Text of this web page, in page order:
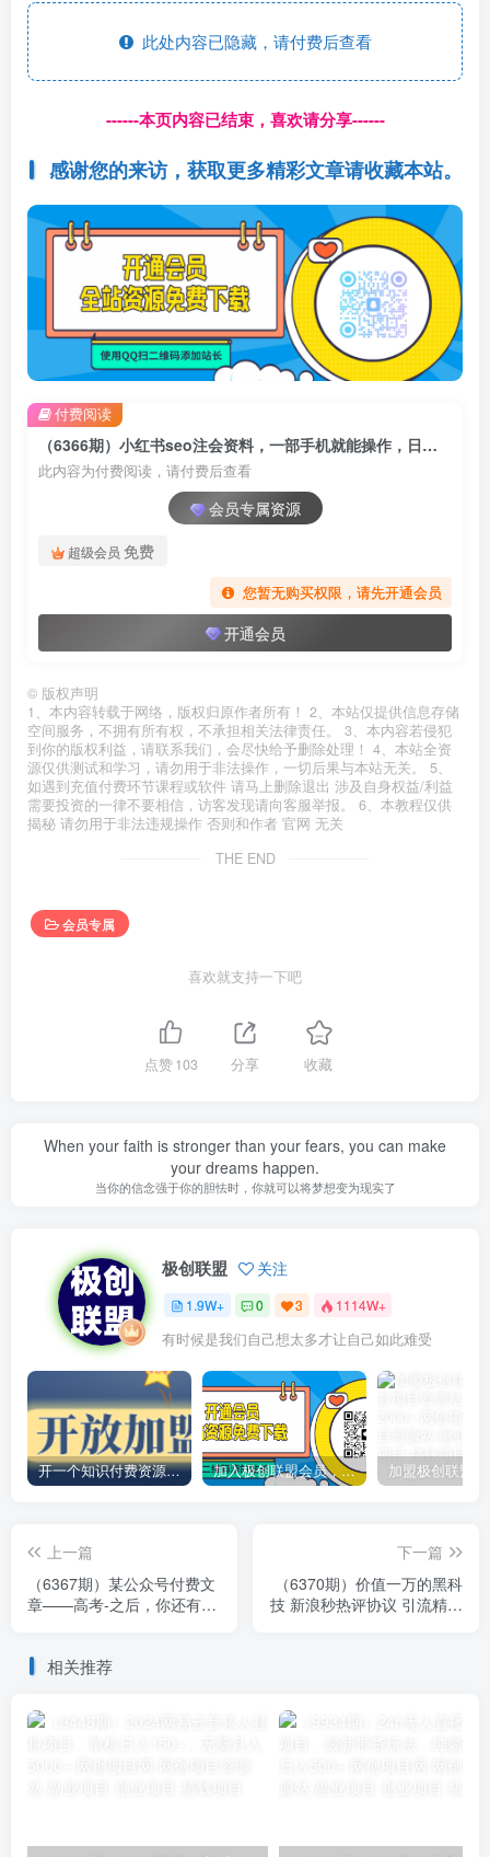
此处内容已隐藏，请付费后查看
------本页内容已结束，喜欢请分享------
感谢您的来访，获取更多精彩文章请收藏本站。
（6366期）小红书seo注会资料，一部手机就能操作，日入500+（教程+资料）
此内容为付费阅读，请付费后查看
会员专属资源
超级会员 免费
您暂无购买权限，请先开通会员
开通会员
付费阅读
© 版权声明
1、本内容转载于网络，版权归原作者所有！ 2、本站仅提供信息存储
空间服务，不拥有所有权，不承担相关法律责任。 3、本内容若侵犯
到你的版权利益，请联系我们，会尽快给予删除处理！ 4、本站全资
源仅供测试和学习，请勿用于非法操作，一切后果与本站无关。 5、
如遇到充值付费环节课程或软件 请马上删除退出 涉及自身权益/利益
需要投资的一律不要相信，访客发现请向客服举报。 6、本教程仅供
揭秘 请勿用于非法违规操作 否则和作者 官网 无关
THE END
会员专属
喜欢就支持一下吧
点赞103 分享 收藏
When your faith is stronger than your fears, you can make
your dreams happen.
当你的信念强于你的胆怯时，你就可以将梦想变为现实了
极创联盟 关注
1.9W+ 0 3 1114W+
有时候是我们自己想太多才让自己如此难受
开一个知识付费资源网站，小白也能日入1000+ 加入极创联盟会员，全站资源免费学习。
上一篇
（6367期）某公众号付费文
章——高考-之后，你还有一
下一篇
（6370期）价值一万的黑科
技 新浪秒热评协议 引流精准
相关推荐